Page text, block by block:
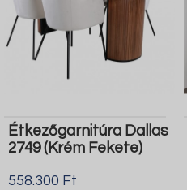
Étkezőgarnitúra Dallas
2749 (Krém Fekete)
558.300 Ft